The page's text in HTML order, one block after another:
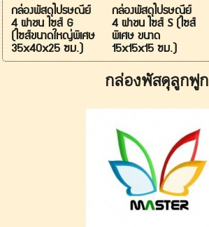
กล่องพัสดุไปรษณีย์
4 ฝาชน ไซส์ G
(ไซส์ขนาดใหญ่พิเศษ
35x40x25 ซม.)
กล่องพัสดุไปรษณีย์
4 ฝาชน ไซส์ S (ไซส์
พิเศษ ขนาด
15x15x15 ซม.)
กล่องพัสดุลูกฟูก